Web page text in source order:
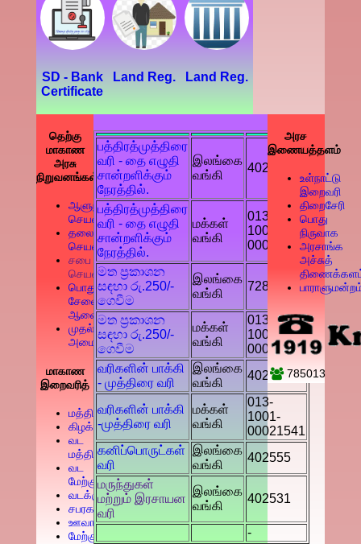
SD - Bank
Certificate
Land Reg. Land Reg.
தெற்கு
மாகாண
அரசு
நிறுவனங்கள்
ஆளுநரின்
செயலாளர்
தலைமைச்
செயலாளர்
சபை
செயலாளர்
பொது
சேவை
ஆணையம்
முதல்
அமைச்சர்
மாகாண
இறைவரித்
மத்திய
கிழக்கு
வட
மத்திய
வட
மேற்கு
வடக்கு
சபரகமுவ
ஊவா
மேற்கு
பத்திரத்முத்திரை
வரி - தை எழுதி
சான்றளிக்கும்
நேரத்தில்.
இலங்கை
வங்கி
402478
பத்திரத்முத்திரை
வரி - தை எழுதி
சான்றளிக்கும்
நேரத்தில்.
மக்கள்
வங்கி
013-
1001-
00021541
මත ප්‍රකාශන
සඳහා රු.250/-
ගෙවීම
இலங்கை
வங்கி
72846484
මත ප්‍රකාශන
සඳහා රු.250/-
ගෙවීම
மக்கள்
வங்கி
013-
1001-
00021916
வரிகளின் பாக்கி
- முத்திரை வரி
இலங்கை
வங்கி
402478
வரிகளின் பாக்கி
-முத்திரை வரி
மக்கள்
வங்கி
013-
1001-
00021541
கனிப்பொருட்கள்
வரி
இலங்கை
வங்கி
402555
மருந்துகள்
மற்றும் இரசாயன
வரி
இலங்கை
வங்கி
402531
-
அரச
இணையத்தளம்
உள்நாட்டு
இறைவரி
திறைசேரி
பொது
நிருவாக
அரசாங்க
அச்சுத்
785013